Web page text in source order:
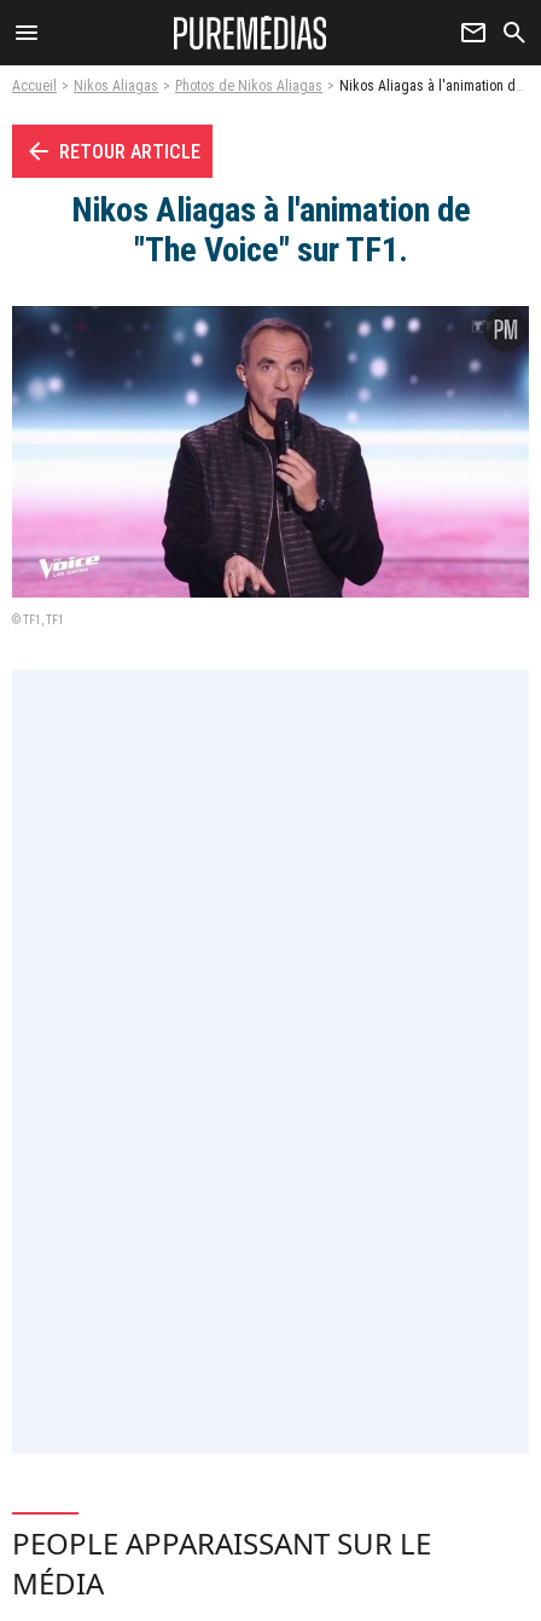
menu newsletter search
Accueil Nikos Aliagas Photos de Nikos Aliagas Nikos Aliagas à l'animation de "The Voice" sur TF1. - Photo
arrow_left RETOUR ARTICLE
Nikos Aliagas à l'animation de
"The Voice" sur TF1.
© TF1, TF1
PEOPLE APPARAISSANT SUR LE
MÉDIA